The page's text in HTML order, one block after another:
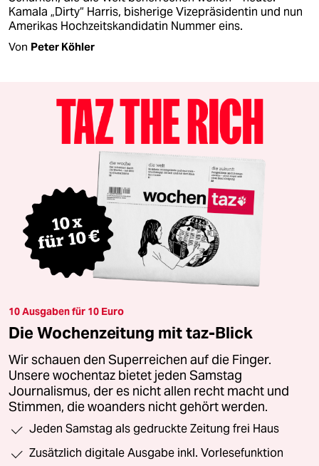
Kamala „Dirty“ Harris, bisherige Vizepräsidentin und nun
Amerikas Hochzeitskandidatin Nummer eins.
Von Peter Köhler
10 Ausgaben für 10 Euro
Die Wochenzeitung mit taz-Blick
Wir schauen den Superreichen auf die Finger.
Unsere wochentaz bietet jeden Samstag
Journalismus, der es nicht allen recht macht und
Stimmen, die woanders nicht gehört werden.
Jeden Samstag als gedruckte Zeitung frei Haus
Zusätzlich digitale Ausgabe inkl. Vorlesefunktion